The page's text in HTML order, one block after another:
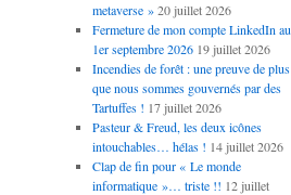
metaverse » 20 juillet 2026
Fermeture de mon compte LinkedIn au
1er septembre 2026 19 juillet 2026
Incendies de forêt : une preuve de plus
que nous sommes gouvernés par des
Tartuffes ! 17 juillet 2026
Pasteur & Freud, les deux icônes
intouchables… hélas ! 14 juillet 2026
Clap de fin pour « Le monde
informatique »… triste !! 12 juillet